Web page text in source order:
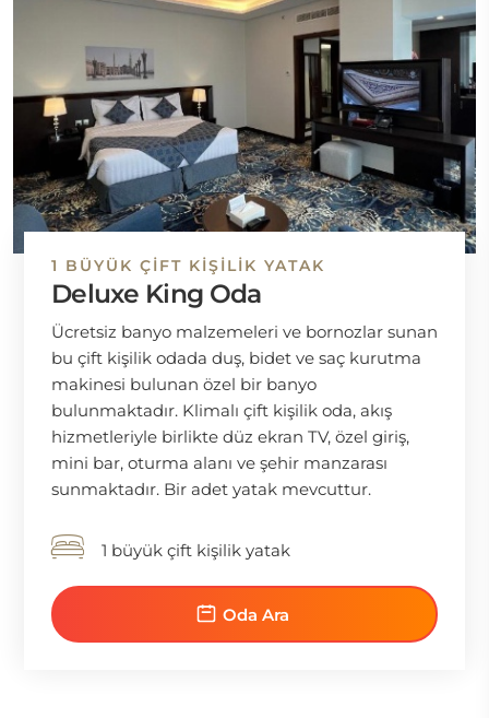
1 BÜYÜK ÇIFT KIŞILIK YATAK
Deluxe King Oda
Ücretsiz banyo malzemeleri ve bornozlar sunan
bu çift kişilik odada duş, bidet ve saç kurutma
makinesi bulunan özel bir banyo
bulunmaktadır. Klimalı çift kişilik oda, akış
hizmetleriyle birlikte düz ekran TV, özel giriş,
mini bar, oturma alanı ve şehir manzarası
sunmaktadır. Bir adet yatak mevcuttur.
1 büyük çift kişilik yatak
Oda Ara